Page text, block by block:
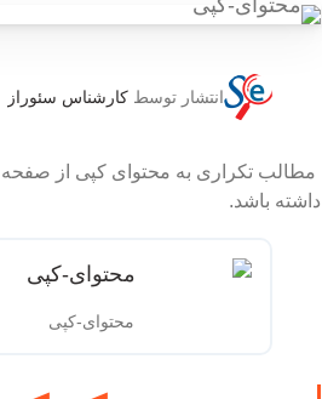
انتشار توسط کارشناس سئوراز
مطالب تکراری به محتوای کپی از صفحه
داشته باشد.
محتوای-کپی